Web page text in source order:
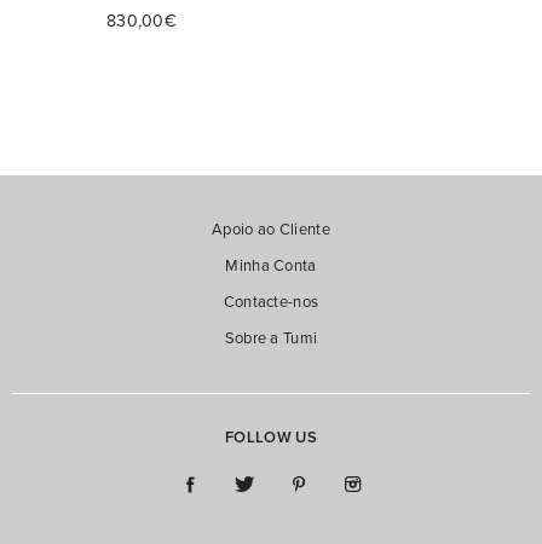
830,00€
Apoio ao Cliente
Minha Conta
Contacte-nos
Sobre a Tumi
FOLLOW US